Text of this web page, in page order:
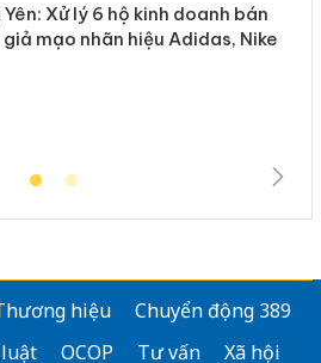
Yên: Xử lý 6 hộ kinh doanh bán
mạo nhãn hiệu Adidas, Nike
hiệu
Chuyển động 389
OCOP Tư vấn
Xã hội